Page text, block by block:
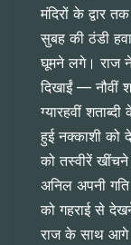
मंदिरों के द्वार
सुबह की ठंडी
घूमने लगे। राज ने
दिखाईं — नौवीं
ग्यारहवीं
हुई नक्काशी
को तस्वीरें
अनिल अपनी
को गहराई से
राज के साथ आगे